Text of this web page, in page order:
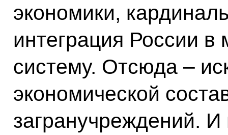
экономики,
интеграция России
систему. Отсюда –
экономической
загранучреждений.